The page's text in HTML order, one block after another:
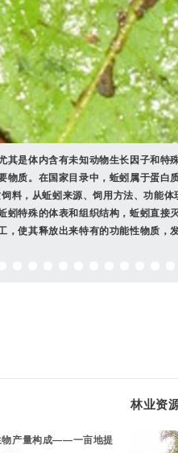
柏树叶粉：4%
核膜、线粒体膜，是细胞更新所必须
肪，促进母猪对营养物质的消化吸收
等必需脂肪酸含量丰富，比例合理。
生殖系统的发育；保证生物膜的功能
、类脂科学配伍；饱和和不饱和脂肪
各种脂肪
其是体内含有未知动物生长因子和特
物质。在国家目录中，蚯蚓属于蛋白
料，从蚯蚓来源、饲用方法、功能
蚓特殊的体表和组织结构，蚯蚓直接
，使其释放出来特有的功能性物质，
三分子脂肪酸和一分子甘油组成。
biloba L.)的干燥叶，原料编号为
植物”。
提取后制得银杏叶提取物，用作抗生
大的生物能量资源。
亿吨，占谷物总产量的？？%。中
。玉米籽实主要作为人类食物、动物
白质含量居谷实类之首
亿吨，占谷物总产量的？？%。中
。小麦籽实主要作为人类食物、药材
优于玉米，无氮浸出物含量低于玉米
”、“绿色的牛乳”。蛋白质含量高而
，占谷物总产量的？？%。大豆籽实
榨油、播种和动物饲料
榨后可生产棉籽饼和油作为牛饲料中
和家禽食用。
栽培牧草之一。 其特点是产量高，品
。紫花苜蓿茎叶柔嫩鲜美，不论青饲
，对各类家畜均适宜，也是养猪及养
物产量构成——一亩地提
林业资